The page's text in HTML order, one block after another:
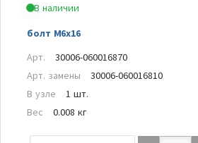
В наличии
болт M6x16
Арт.
30006-060016870
Арт. замены
30006-060016810
В узле
1 шт.
Вес
0.008 кг